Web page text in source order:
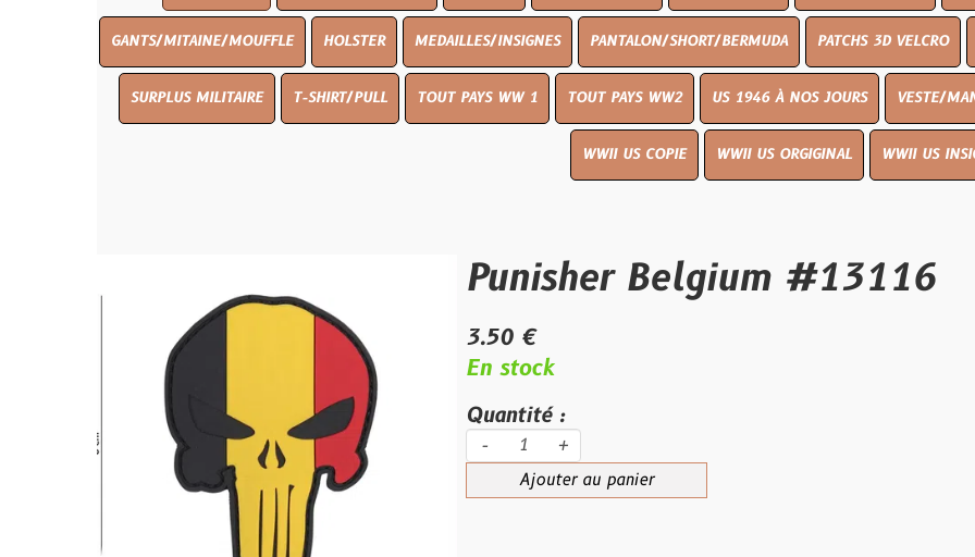
GANTS/MITAINE/MOUFFLE HOLSTER MEDAILLES/INSIGNES PANTALON/SHORT/BERMUDA PATCHS 3D VELCRO PEINTURE
SURPLUS MILITAIRE T-SHIRT/PULL TOUT PAYS WW 1 TOUT PAYS WW2 US 1946 À NOS JOURS VESTE/MANTEAU
WWII US COPIE WWII US ORGIGINAL WWII US INSIGNES
Punisher Belgium #13116
En stock
Quantité :
Ajouter au panier